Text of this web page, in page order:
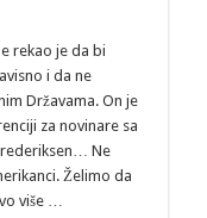
rekao je da bi
i da ne
Državama. On je
za novinare sa
Ne
Želimo da
više …